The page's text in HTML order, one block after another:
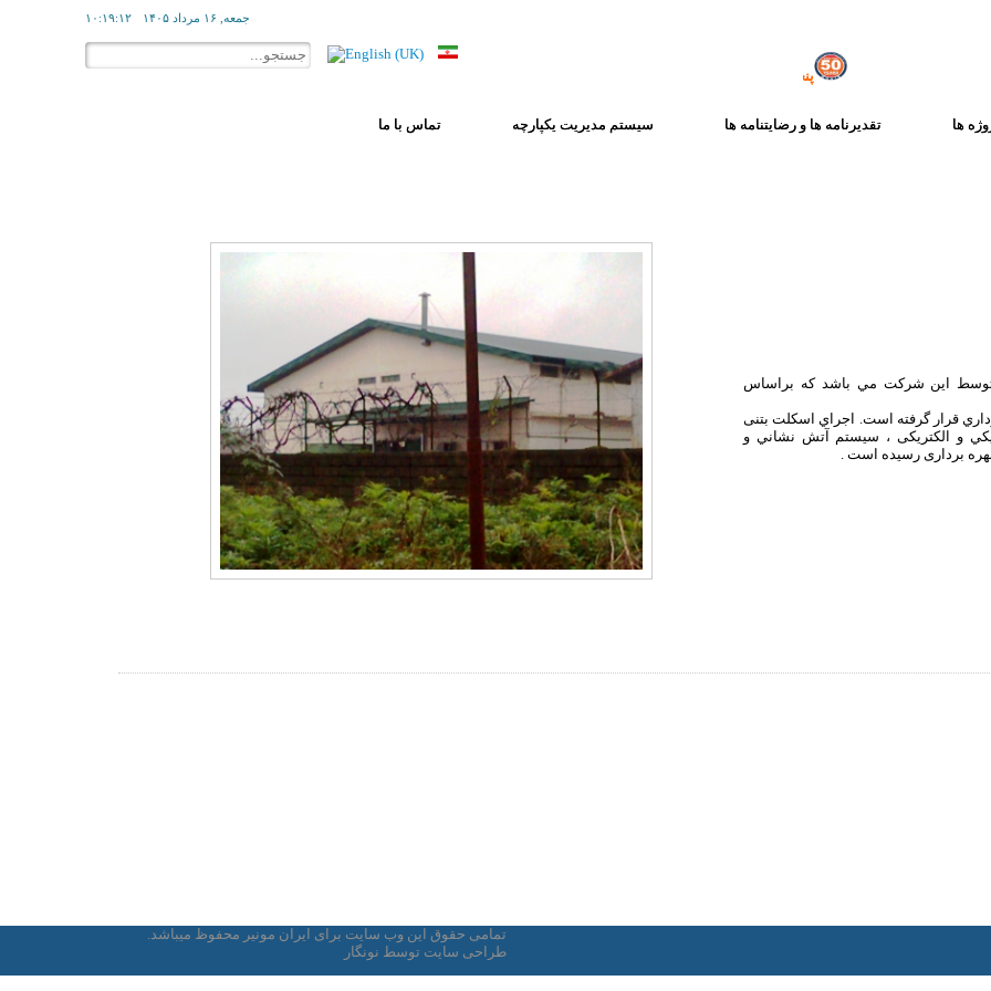
پنجاه و هشت سال تجربه
۱۰:۱۹:۱۲ جمعه, ۱۶ مرداد ۱۴۰۵
ها تقدیرنامه ها و رضایتنامه ها سیستم مدیریت یکپارچه تماس با ما
توسط اين شركت مي باشد كه براساس
قرار گرفته است. اجراي اسکلت بتنی
و الکتریکی ، سيستم آتش نشاني و
برداری رسیده است .
تمامی حقوق این وب سایت برای ایران مونیر محفوظ میباشد.
طراحی سایت توسط نونگار